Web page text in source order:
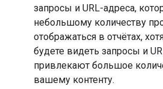
запросы и URL-адреса,
небольшому количеству
отображаться в отчётах,
будете видеть запросы и
привлекают большое
вашему контенту.